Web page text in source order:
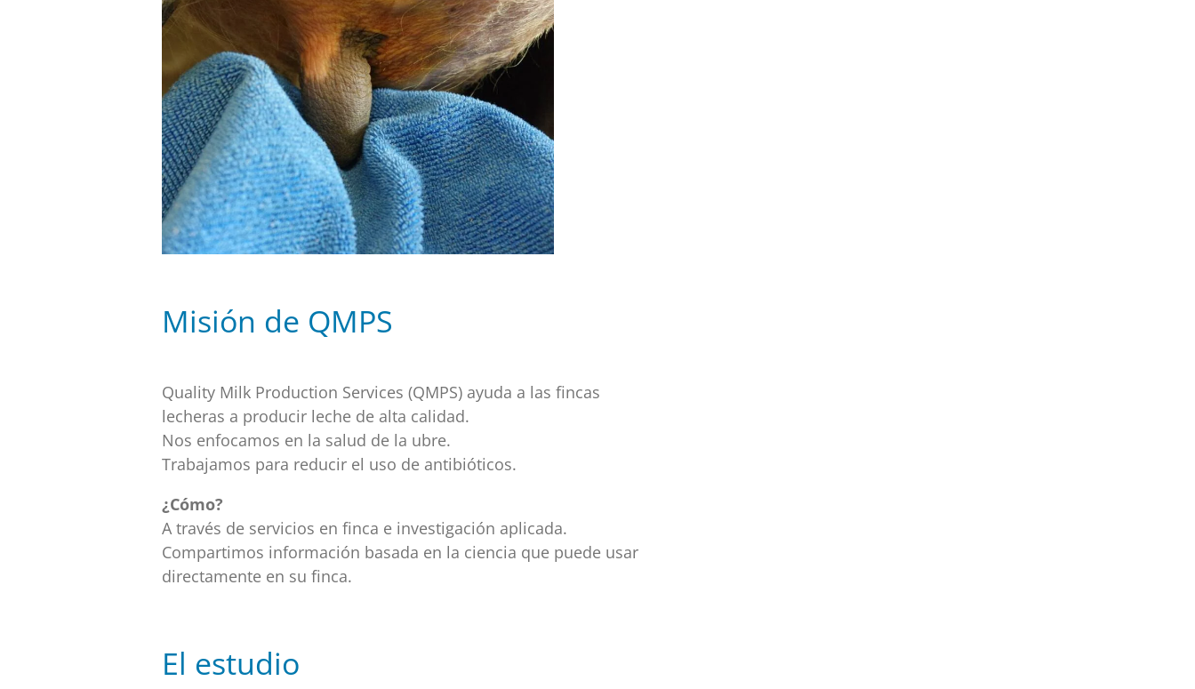
Misión de QMPS
Quality Milk Production Services (QMPS) ayuda a las fincas
lecheras a producir leche de alta calidad.
Nos enfocamos en la salud de la ubre.
Trabajamos para reducir el uso de antibióticos.
¿Cómo?
A través de servicios en finca e investigación aplicada.
Compartimos información basada en la ciencia que puede usar
directamente en su finca.
El estudio